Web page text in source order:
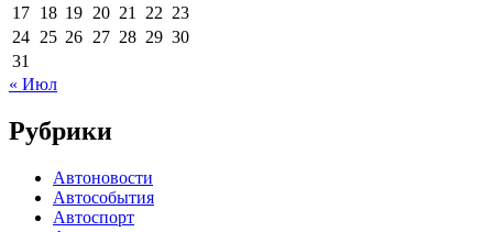
17 18 19 20 21 22 23
24 25 26 27 28 29 30
31
« Июл
Рубрики
Автоновости
Автособытия
Автоспорт